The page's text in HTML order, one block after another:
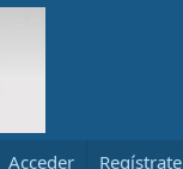
Acceder Regístrate